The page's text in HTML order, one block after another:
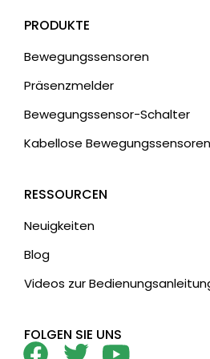
PRODUKTE
Bewegungssensoren
Präsenzmelder
Bewegungssensor-Schalter
Kabellose Bewegungssensoren
RESSOURCEN
Neuigkeiten
Blog
Videos zur
FOLGEN SIE UNS